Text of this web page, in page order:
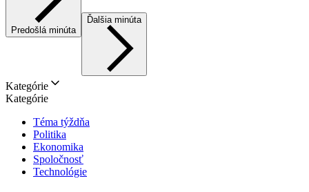
Predošlá minúta
Ďalšia minúta
Kategórie
Kategórie
Téma týždňa
Politika
Ekonomika
Spoločnosť
Technológie